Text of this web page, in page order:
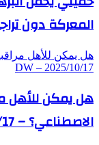
المعركة دون
هل يمكن للأهل
DW – 2025/10/17
هل يمكن للأهل
الاصطناعي؟ – DW – 2025/10/17